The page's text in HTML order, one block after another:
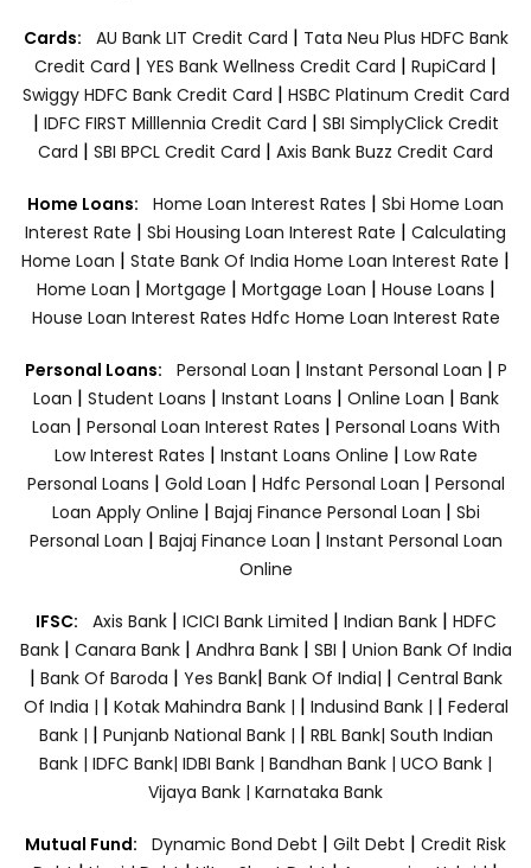
Cards: AU Bank LIT Credit Card | Tata Neu Plus HDFC Bank
Credit Card | YES Bank Wellness Credit Card | RupiCard |
Swiggy HDFC Bank Credit Card | HSBC Platinum Credit Card
| IDFC FIRST Milllennia Credit Card | SBI SimplyClick Credit
Card | SBI BPCL Credit Card | Axis Bank Buzz Credit Card
Home Loans: Home Loan Interest Rates | Sbi Home Loan
Interest Rate | Sbi Housing Loan Interest Rate | Calculating
Home Loan | State Bank Of India Home Loan Interest Rate |
Home Loan | Mortgage | Mortgage Loan | House Loans |
House Loan Interest Rates Hdfc Home Loan Interest Rate
Personal Loans: Personal Loan | Instant Personal Loan | P
Loan | Student Loans | Instant Loans | Online Loan | Bank
Loan | Personal Loan Interest Rates | Personal Loans With
Low Interest Rates | Instant Loans Online | Low Rate
Personal Loans | Gold Loan | Hdfc Personal Loan | Personal
Loan Apply Online | Bajaj Finance Personal Loan | Sbi
Personal Loan | Bajaj Finance Loan | Instant Personal Loan
Online
IFSC: Axis Bank | ICICI Bank Limited | Indian Bank | HDFC
Bank| Canara Bank | Andhra Bank| SBI | Union Bank Of India
| Bank Of Baroda | Yes Bank| Bank Of India| | Central Bank
Of India | | Kotak Mahindra Bank | | Indusind Bank | | Federal
Bank | | Punjanb National Bank | | RBL Bank| South Indian
Bank | IDFC Bank| IDBI Bank | Bandhan Bank | UCO Bank |
Vijaya Bank | Karnataka Bank
Mutual Fund: Dynamic Bond Debt | Gilt Debt | Credit Risk